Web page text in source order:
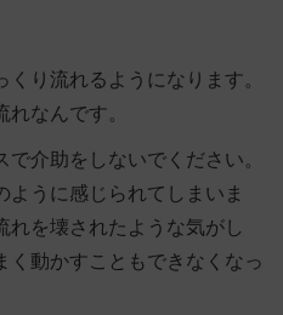
り流れるようになります。
なんです。
介助をしないでください。
ように感じられてしまいま
れを壊されたような気がし
く動かすこともできなくなっ